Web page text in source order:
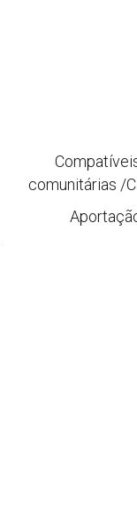
comunitárias /